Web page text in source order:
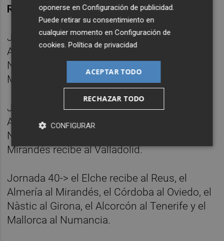
Restan cinco partidos de liga
Jornada 38-> el Elche recibe al Mirandés, el
Almería al Numancia, el Córdoba al Reus, el
Nàstic al Oviedo, el Alcorcón al Rayo y el
Mallorca juega en Valladolid.
Jornada 39-> el Elche visita al Getafe, el
Almería al Mallorca, el Córdoba al Cádiz, el
Nàstic al Rayo, el Alcorcón al Girona y el
Mirandés recibe al Valladolid.
Jornada 40-> el Elche recibe al Reus, el
Almería al Mirandés, el Córdoba al Oviedo, el
Nàstic al Girona, el Alcorcón al Tenerife y el
Mallorca al Numancia.
oponerse enConfiguración de publicidad.
Puede retirar su consentimiento en
cualquier momento enConfiguración de
cookies.Política de privacidad
ACEPTAR TODO
RECHAZAR TODO
CONFIGURAR